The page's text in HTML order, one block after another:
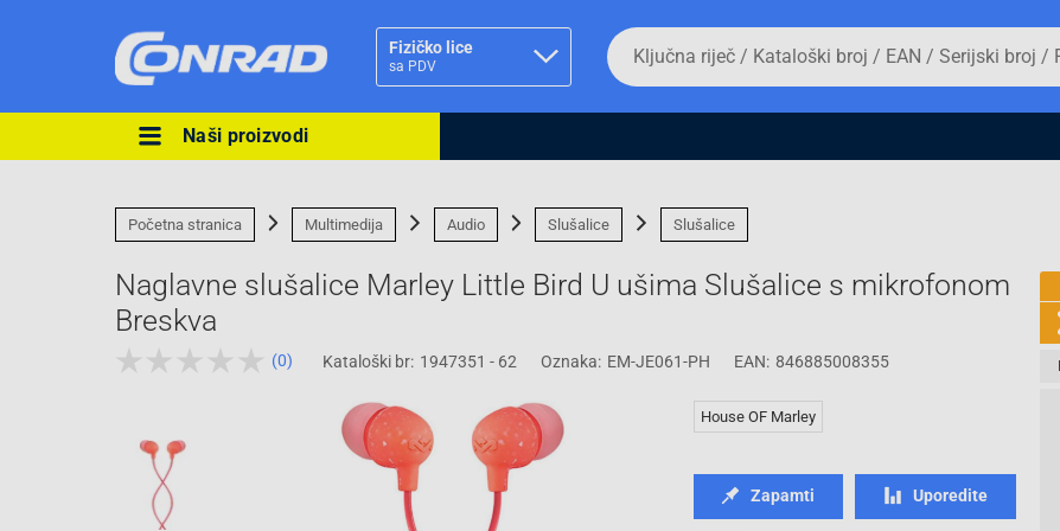
Fizičko lice
sa PDV
Ova postavka prilagođava asortiman proizvoda i
Pravno lice Fizičko lice
Da
biste
potražili
proizvod,
broj,
EAN
serijski
Naši proizvodi
Početna stranica Multimedija Audio Slušalice Slušalice
Naglavne slušalice Marley Little Bird U ušima Slušalice s mikrofonom
Breskva
(0) Kataloški br: 1947351 - 62 Oznaka: EM-JE061-PH EAN: 846885008355
House OF Marley
Zapamti Uporedite